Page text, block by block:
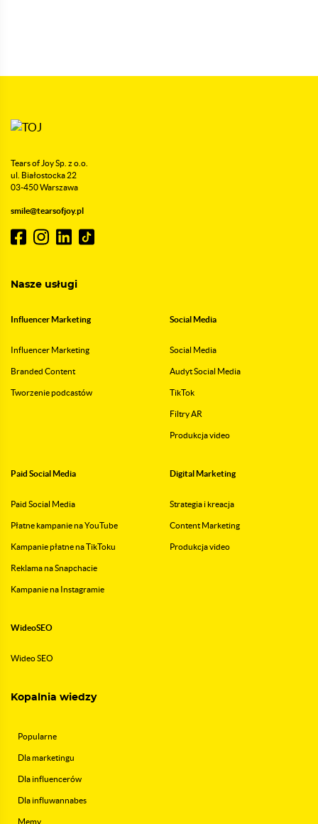
Tears of Joy Sp. z o.o.
ul. Białostocka 22
03-450 Warszawa
smile@tearsofjoy.pl
Nasze usługi
Influencer Marketing
Influencer Marketing
Branded Content
Tworzenie podcastów
Social Media
Social Media
Audyt Social Media
TikTok
Filtry AR
Produkcja video
Paid Social Media
Paid Social Media
Płatne kampanie na YouTube
Kampanie płatne na TikToku
Reklama na Snapchacie
Kampanie na Instagramie
Digital Marketing
Strategia i kreacja
Content Marketing
Produkcja video
WideoSEO
Wideo SEO
Kopalnia wiedzy
Popularne
Dla marketingu
Dla influencerów
Dla influwannabes
Memy